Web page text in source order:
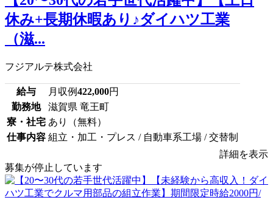
休み+長期休暇あり♪ダイハツ工業
（滋...
フジアルテ株式会社
給与 月収例422,000円
勤務地
滋賀県 竜王町
寮・社宅 あり（無料）
仕事内容 組立・加工・プレス / 自動車系工場 / 交替制
詳細を表示
募集が停止しています